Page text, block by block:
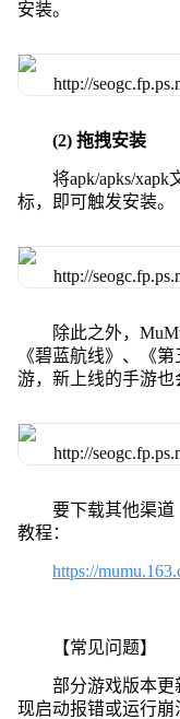
安装。
(2) 拖拽安装
将apk/apks/
标，即可触发安装。
除此之外，
《碧蓝航线》、《
游，新上线的手游也
要下载其他渠
教程：
https://
【常见问题】
部分游戏版本更
现启动报错或运行